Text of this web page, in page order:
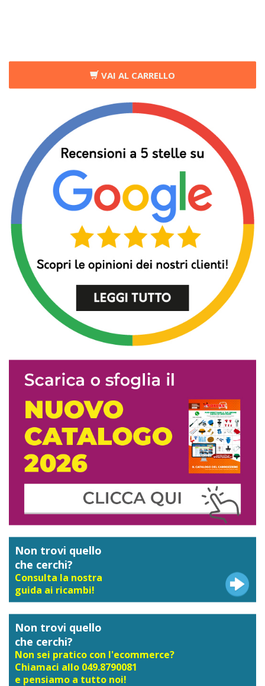
VAI AL CARRELLO
Non trovi quello
che cerchi?
Consulta la nostra
guida ai ricambi!
Non trovi quello
che cerchi?
Non sei pratico con l'ecommerce?
Chiamaci allo 049.8790081
e pensiamo a tutto noi!